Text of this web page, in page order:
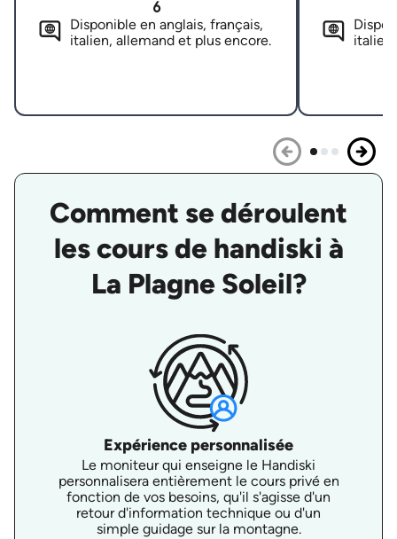
6
Disponible en anglais, français,
italien, allemand et plus encore.
Comment se déroulent
les cours de handiski à
La Plagne Soleil?
Expérience personnalisée
Le moniteur qui enseigne le Handiski
personnalisera entièrement le cours privé en
fonction de vos besoins, qu'il s'agisse d'un
retour d'information technique ou d'un
simple guidage sur la montagne.